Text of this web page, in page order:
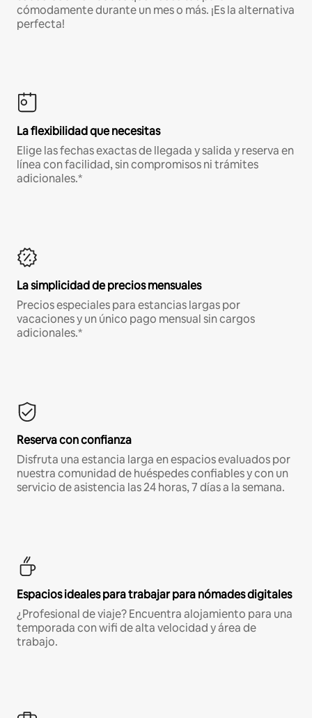
cómodamente durante un mes o más. ¡Es la alternativa
perfecta!
La flexibilidad que necesitas
Elige las fechas exactas de llegada y salida y reserva en
línea con facilidad, sin compromisos ni trámites
adicionales.*
La simplicidad de precios mensuales
Precios especiales para estancias largas por
vacaciones y un único pago mensual sin cargos
adicionales.*
Reserva con confianza
Disfruta una estancia larga en espacios evaluados por
nuestra comunidad de huéspedes confiables y con un
servicio de asistencia las 24 horas, 7 días a la semana.
Espacios ideales para trabajar para nómades digitales
¿Profesional de viaje? Encuentra alojamiento para una
temporada con wifi de alta velocidad y área de
trabajo.